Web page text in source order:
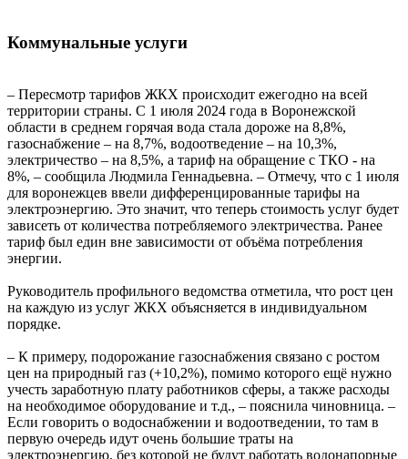
Коммунальные услуги
– Пересмотр тарифов ЖКХ происходит ежегодно на всей
территории страны. С 1 июля 2024 года в Воронежской
области в среднем горячая вода стала дороже на 8,8%,
газоснабжение – на 8,7%, водоотведение – на 10,3%,
электричество – на 8,5%, а тариф на обращение с ТКО - на
8%, – сообщила Людмила Геннадьевна. – Отмечу, что с 1 июля
для воронежцев ввели дифференцированные тарифы на
электроэнергию. Это значит, что теперь стоимость услуг будет
зависеть от количества потребляемого электричества. Ранее
тариф был един вне зависимости от объёма потребления
энергии.
Руководитель профильного ведомства отметила, что рост цен
на каждую из услуг ЖКХ объясняется в индивидуальном
порядке.
– К примеру, подорожание газоснабжения связано с ростом
цен на природный газ (+10,2%), помимо которого ещё нужно
учесть заработную плату работников сферы, а также расходы
на необходимое оборудование и т.д., – пояснила чиновница. –
Если говорить о водоснабжении и водоотведении, то там в
первую очередь идут очень большие траты на
электроэнергию, без которой не будут работать водонапорные